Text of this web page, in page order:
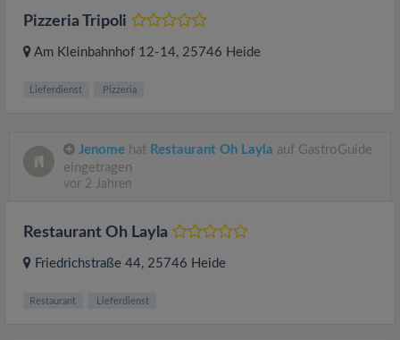
Pizzeria Tripoli
Am Kleinbahnhof 12-14, 25746 Heide
Lieferdienst Pizzeria
Jenome hat Restaurant Oh Layla auf GastroGuide
eingetragen
vor 2 Jahren
Restaurant Oh Layla
Friedrichstraße 44, 25746 Heide
Restaurant Lieferdienst